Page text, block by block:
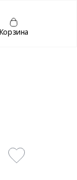
Корзина